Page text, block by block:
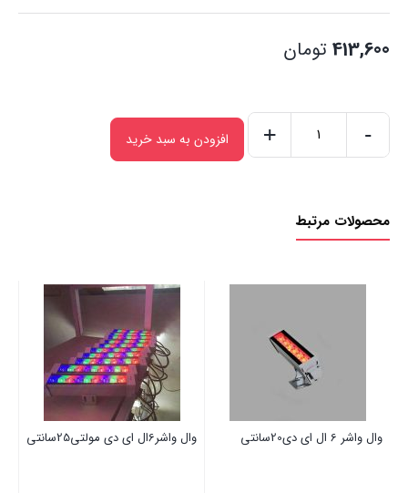
413,600 تومان
3
-
+ افزودن به سبد خرید
محصولات مرتبط
وال واشر 6 ال ای دی20سانتی وال واشر6ال ای دی مولتی25سانتی